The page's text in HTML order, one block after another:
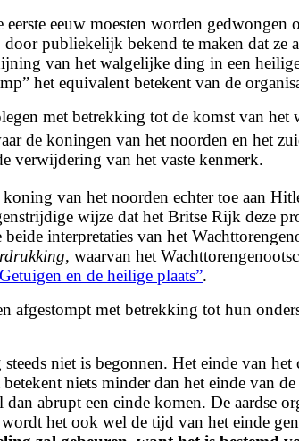
eerste eeuw moesten worden
publiekelijk bekend te maken dat ze
van het walgelijke ding in een
het equivalent betekent van de
met betrekking tot de komst van
de koningen van het noorden en het
verwijdering van het vaste kenmerk.
van het noorden echter toe aan
wijze dat het Britse Rijk deze
interpretaties van het
, waarvan het
en de heilige plaats”.
afgestompt met betrekking tot hun
niet is begonnen. Het einde van
niets minder dan het einde van
abrupt een einde komen. De aardse
het ook wel de tijd van het einde